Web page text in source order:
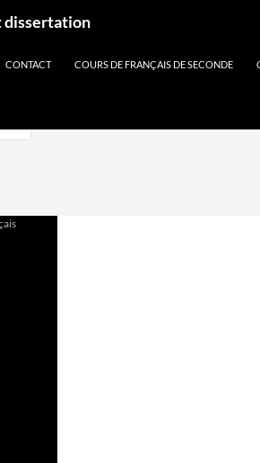
dissertation
CONTACT COURS DE FRANÇAIS DE SECONDE